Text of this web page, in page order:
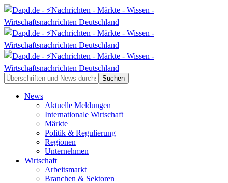
News
Aktuelle Meldungen
Internationale Wirtschaft
Märkte
Politik & Regulierung
Regionen
Unternehmen
Wirtschaft
Arbeitsmarkt
Branchen & Sektoren